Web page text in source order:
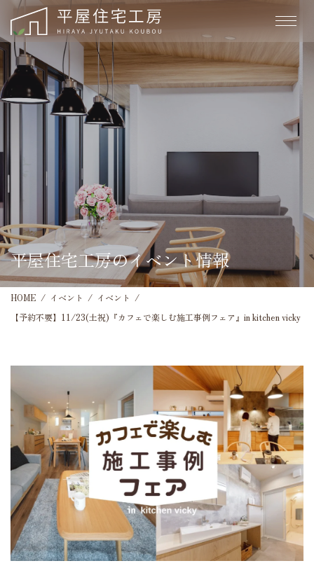
平屋住宅工房のイベント情報
HOME イベント
イベント
【予約不要】11/23(土祝)『カフェで楽しむ施工事例フェア』in kitchen vicky